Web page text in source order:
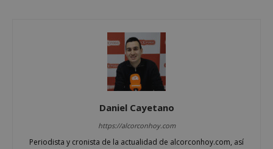
Daniel Cayetano
https://alcorconhoy.com
Periodista y cronista de la actualidad de alcorconhoy.com, así
Amazon.com
Inc.
embed.bsky.app